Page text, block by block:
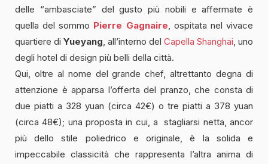
delle “ambasciate” del gusto più nobili e affermate è
quella del sommo Pierre Gagnaire, ospitata nel vivace
quartiere di Yueyang, all’interno del Capella Shanghai, uno
degli hotel di design più belli della città.
Qui, oltre al nome del grande chef, altrettanto degna di
attenzione è apparsa l’offerta del pranzo, che consta di
due piatti a 328 yuan (circa 42€) o tre piatti a 378 yuan
(circa 48€); una proposta in cui, a stagliarsi netta, ancor
più dello stile poliedrico e originale, è la solida e
impeccabile classicità che rappresenta l’altra anima di